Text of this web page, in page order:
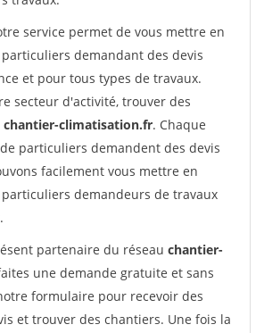
service permet de vous mettre en
demandant des devis
et pour tous types de travaux.
secteur d'activité, trouver des
chantier-climatisation.fr. Chaque
particuliers demandent des devis
facilement vous mettre en
demandeurs de travaux
partenaire du réseau chantier-
une demande gratuite et sans
formulaire pour recevoir des
et trouver des chantiers. Une fois la